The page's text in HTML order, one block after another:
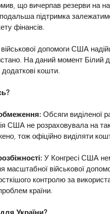
що вичерпав резерви на
підтримка
фінансів.
допомоги США
На даний момент Білий
додаткові кошти.
Обсяги виділеної
США не розраховувала на
тож офіційно виділяти
У Конгресі США
масштабної військової
контролю за
країни.